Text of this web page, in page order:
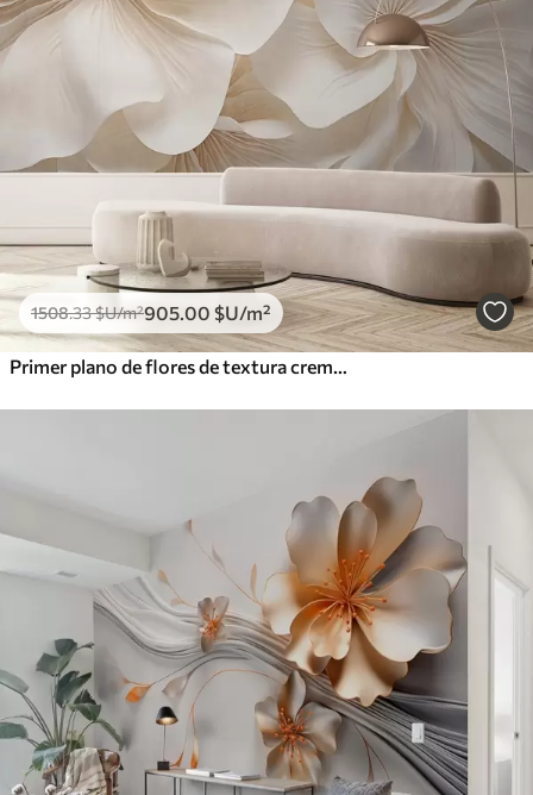
1508.33$U/m²905 .00 $U/m²